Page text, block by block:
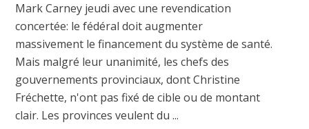
Mark Carney jeudi avec une revendication
concertée: le fédéral doit augmenter
massivement le financement du système de santé.
Mais malgré leur unanimité, les chefs des
gouvernements provinciaux, dont Christine
Fréchette, n'ont pas fixé de cible ou de montant
clair. Les provinces veulent du ...